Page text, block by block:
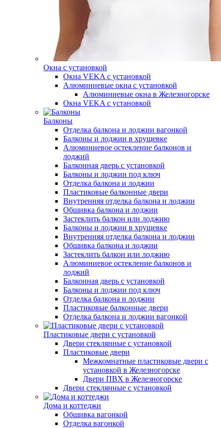
Окна с установкой
Окна VEKA с установкой
Алюминиевые окна с установкой
Алюминиевые окна в Железногорске
Окна VEKA с установкой
Балконы
Отделка балкона и лоджии вагонкой
Балконы и лоджии в хрущевке
Алюминиевое остекление балконов и
лоджий
Балконная дверь с установкой
Балконы и лоджии под ключ
Отделка балкона и лоджии
Пластиковые балконные двери
Внутренняя отделка балкона и лоджии
Обшивка балкона и лоджии
Застеклить балкон или лоджию
Балконы и лоджии в хрущевке
Внутренняя отделка балкона и лоджии
Обшивка балкона и лоджии
Застеклить балкон или лоджию
Алюминиевое остекление балконов и
лоджий
Балконная дверь с установкой
Балконы и лоджии под ключ
Отделка балкона и лоджии
Пластиковые балконные двери
Отделка балкона и лоджии вагонкой
Пластиковые двери с установкой
Двери стеклянные с установкой
Пластиковые двери
Межкомнатные пластиковые двери с
установкой в Железногорске
Двери ПВХ в Железногорске
Двери стеклянные с установкой
Дома и коттеджи
Обшивка вагонкой
Отделка вагонкой